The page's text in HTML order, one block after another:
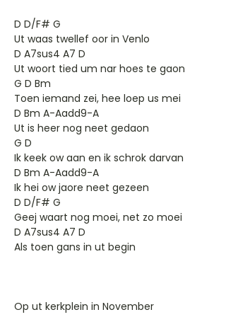
D D/F# G
Ut waas twellef oor in Venlo
D A7sus4 A7 D
Ut woort tied um nar hoes te gaon
G D Bm
Toen iemand zei, hee loep us mei
D Bm A-Aadd9-A
Ut is heer nog neet gedaon
G D
Ik keek ow aan en ik schrok darvan
D Bm A-Aadd9-A
Ik hei ow jaore neet gezeen
D D/F# G
Geej waart nog moei, net zo moei
D A7sus4 A7 D
Als toen gans in ut begin
Op ut kerkplein in November